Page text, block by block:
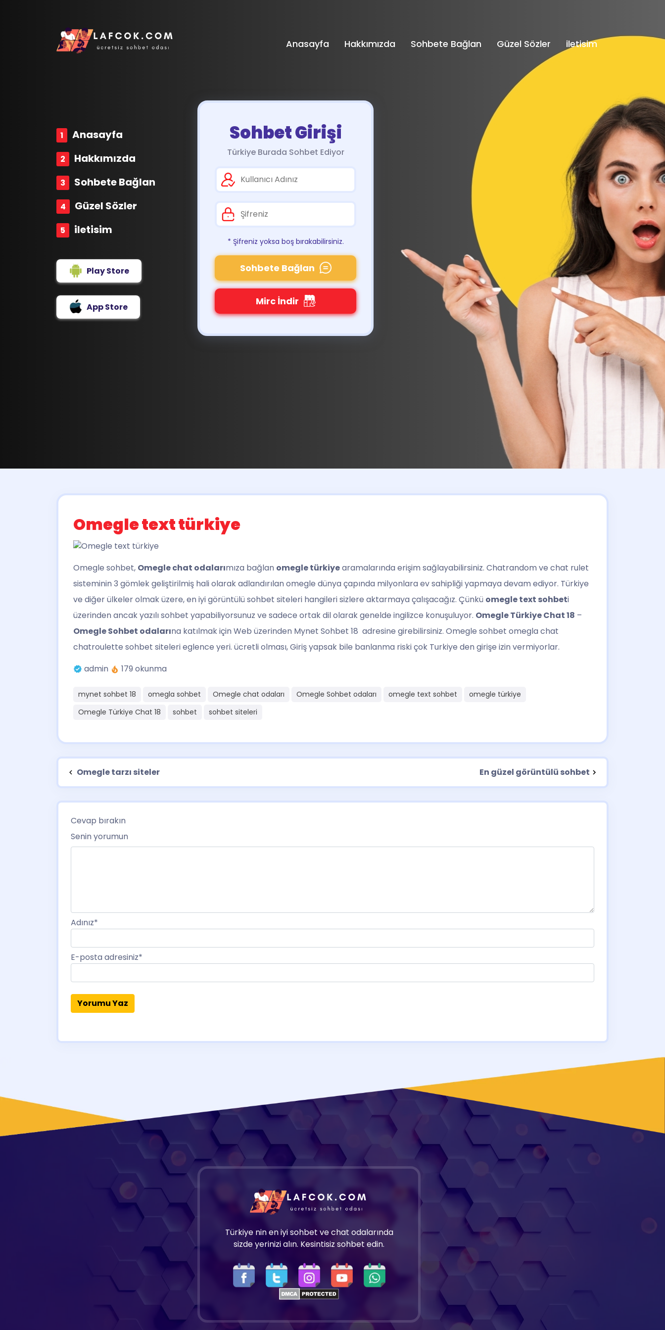
Anasayfa Hakkımızda Sohbete Bağlan Güzel Sözler iletisim
Anasayfa
Hakkımızda
Sohbete Bağlan
Güzel Sözler
iletisim
Play Store
App Store
Sohbet Girişi
Türkiye Burada Sohbet Ediyor
* Şifreniz yoksa boş bırakabilirsiniz.
Sohbete Bağlan
Mirc İndir
Omegle text türkiye
Omegle sohbet, Omegle chat odalarımıza bağlan omegle türkiyearamalarında erişim sağlayabilirsiniz. Chatrandom ve chat rulet
sisteminin 3 gömlek geliştirilmiş hali olarak adlandırılan omegle dünya çapında milyonlara ev sahipliği yapmaya devam ediyor. Türkiye
ve diğer ülkeler olmak üzere, en iyi görüntülü sohbet siteleri hangileri sizlere aktarmaya çalışacağız. Çünkü omegle text sohbeti
üzerinden ancak yazılı sohbet yapabiliyorsunuz ve sadece ortak dil olarak genelde ingilizce konuşuluyor. Omegle Türkiye Chat 18 –
Omegle Sohbet odalarına katılmak için Web üzerinden Mynet Sohbet 18 adresine girebilirsiniz. Omegle sohbet omegla chat
chatroulette sohbet siteleri eglence yeri. ücretli olması, Giriş yapsak bile banlanma riski çok Turkiye den girişe izin vermiyorlar.
admin
179 okunma
mynet sohbet 18 omegla sohbet Omegle chat odaları Omegle Sohbet odaları omegle text sohbet
omegle türkiye
Omegle Türkiye Chat 18
sohbet sohbet siteleri
Omegle tarzı siteler En güzel görüntülü sohbet
Cevap bırakın
Senin yorumun
Adınız*
E-posta adresiniz*
Türkiye nin en iyi sohbet ve chat odalarında
sizde yerinizi alın. Kesintisiz sohbet edin.